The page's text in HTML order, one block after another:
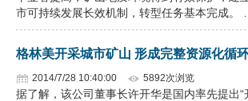
市可持续发展长效机制，转型任务基本完成。 …
格林美开采城市矿山 形成完整资源化循
2014/7/28 10:40:00 5892次浏览
据了解，该公司董事长许开华是国内率先提出“